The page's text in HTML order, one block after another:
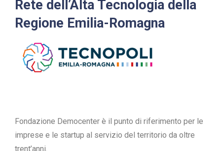
Rete dell’Alta Tecnologia della
Regione Emilia-Romagna
Fondazione Democenter è il punto di riferimento per le
imprese e le startup al servizio del territorio da oltre
trent’anni.